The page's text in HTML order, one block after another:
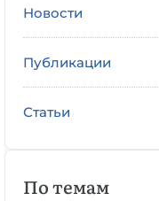
Новости
Публикации
Статьи
По темам